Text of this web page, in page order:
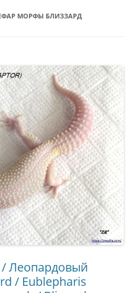
МОРФЫ БЛИЗЗАРД
Леопардовый
/ Eublepharis